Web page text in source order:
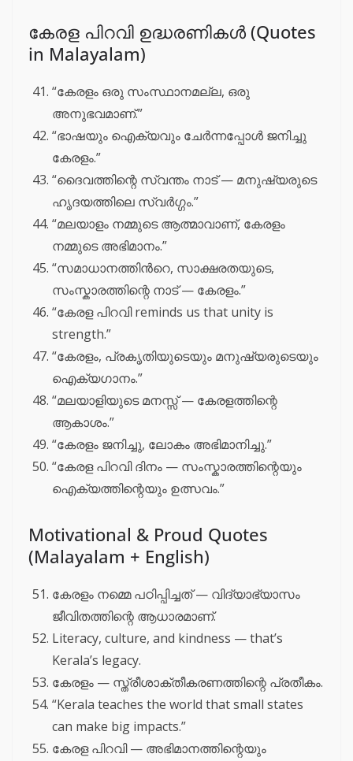
കേരള പിറവി ഉദ്ധരണികൾ (Quotes
in Malayalam)
“കേരളം ഒരു സംസ്ഥാനമല്ല, ഒരു
അനുഭവമാണ്.”
“ഭാഷയും ഐക്യവും ചേർന്നപ്പോൾ ജനിച്ചു
കേരളം.”
“ദൈവത്തിന്റെ സ്വന്തം നാട് — മനുഷ്യരുടെ
ഹൃദയത്തിലെ സ്വർഗ്ഗം.”
“മലയാളം നമ്മുടെ ആത്മാവാണ്, കേരളം
നമ്മുടെ അഭിമാനം.”
“സമാധാനത്തിൻറെ, സാക്ഷരതയുടെ,
സംസ്കാരത്തിന്റെ നാട് — കേരളം.”
“കേരള പിറവി reminds us that unity is
strength.”
“കേരളം, പ്രകൃതിയുടെയും മനുഷ്യരുടെയും
ഐക്യഗാനം.”
“മലയാളിയുടെ മനസ്സ് — കേരളത്തിന്റെ
ആകാശം.”
“കേരളം ജനിച്ചു, ലോകം അഭിമാനിച്ചു.”
“കേരള പിറവി ദിനം — സംസ്കാരത്തിന്റെയും
ഐക്യത്തിന്റെയും ഉത്സവം.”
Motivational & Proud Quotes
(Malayalam + English)
കേരളം നമ്മെ പഠിപ്പിച്ചത് — വിദ്യാഭ്യാസം
ജീവിതത്തിന്റെ ആധാരമാണ്.
Literacy, culture, and kindness — that’s
Kerala’s legacy.
കേരളം — സ്ത്രീശാക്തീകരണത്തിന്റെ പ്രതീകം.
“Kerala teaches the world that small states
can make big impacts.”
കേരള പിറവി — അഭിമാനത്തിന്റെയും